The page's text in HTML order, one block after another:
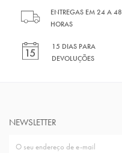
ENTREGAS EM 24 A 48
HORAS
15 DIAS PARA
DEVOLUÇÕES
NEWSLETTER